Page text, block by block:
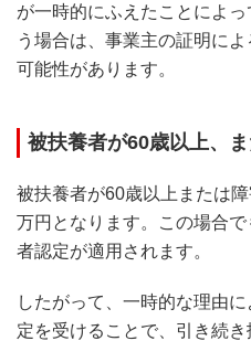
が一時的にふえたことによ
う場合は、事業主の証明に
可能性があります。
被扶養者が60歳以上、
被扶養者が60歳以上または
万円となります。この場合
者認定が適用されます。
したがって、一時的な理由
定を受けることで、引き続